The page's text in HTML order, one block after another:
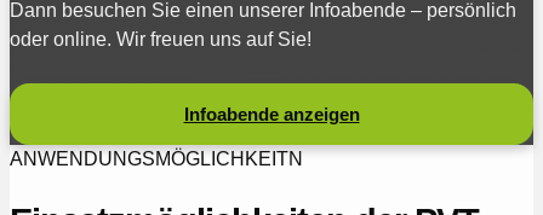
Dann besuchen Sie einen unserer Infoabende – persönlich
oder online. Wir freuen uns auf Sie!
Infoabende anzeigen
ANWENDUNGSMÖGLICHKEITN